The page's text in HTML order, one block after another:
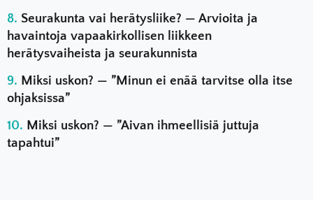
Seurakunta vai herätysliike? — Arvioita ja
havaintoja vapaakirkollisen liikkeen
herätysvaiheista ja seurakunnista
Miksi uskon? — ”Minun ei enää tarvitse olla itse
ohjaksissa”
Miksi uskon? — ”Aivan ihmeellisiä juttuja
tapahtui”